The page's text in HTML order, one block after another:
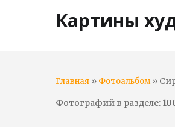
Картины
Главная » Фотоальбом»
Фотографий в разделе: